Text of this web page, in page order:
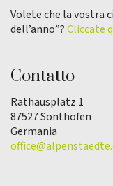
Volete che la vostra
dell’anno”?Cliccate
Contatto
Rathausplatz 1
87527 Sonthofen
Germania